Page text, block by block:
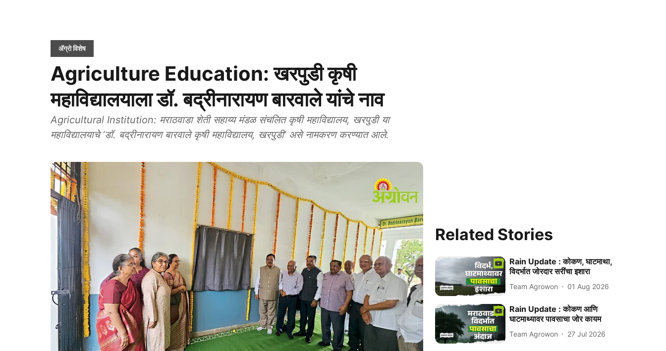
ॲग्रो विशेष
Agriculture Education: खरपुडी कृषी
महाविद्यालयाला डॉ. बद्रीनारायण बारवाले यांचे नाव
Agricultural Institution: मराठवाडा शेती सहाय्य मंडळ संचलित कृषी महाविद्यालय, खरपुडी या
महाविद्यालयाचे ‘डॉ. बद्रीनारायण बारवाले कृषी महाविद्यालय, खरपुडी’ असे नामकरण करण्यात आले.
Related Stories
Rain Update : कोकण, घाटमाथा,
विदर्भात जोरदार सरींचा इशारा
Team Agrowon 01 Aug 2026
Rain Update : कोकण आणि
घाटमाथ्यावर पावसाचा जोर कायम
Team Agrowon 27 Jul 2026